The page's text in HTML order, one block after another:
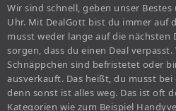
Wir sind schnell, geben unser
Uhr. Mit DealGott bist du immer auf
musst weder lange auf die nächsten
sorgen, dass du einen Deal
Schnäppchen sind befristetet oder
ausverkauft. Das heißt, du musst bei
denn sonst ist alles weg. Das ist oft
Kategorien wie zum Beispiel